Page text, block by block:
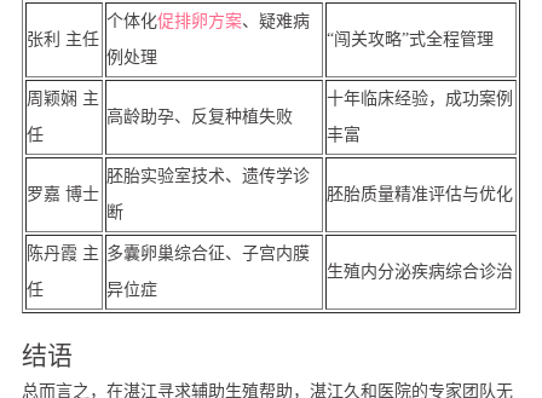
张利 主任
个体化促排卵方案、疑难病
例处理
“闯关攻略”式全程管理
周颖娴 主
任
高龄助孕、反复种植失败
十年临床经验，成功案例
丰富
罗嘉 博士
胚胎实验室技术、遗传学诊
断
胚胎质量精准评估与优化
陈丹霞 主
任
多囊卵巢综合征、子宫内膜
异位症
生殖内分泌疾病综合诊治
结语
总而言之，在湛江寻求辅助生殖帮助，湛江久和医院的专家团队无